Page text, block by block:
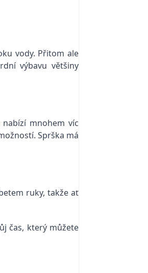
vody. Přitom ale
výbavu většiny
mnohem víc
Sprška má
ruky, takže ať
čas, který můžete